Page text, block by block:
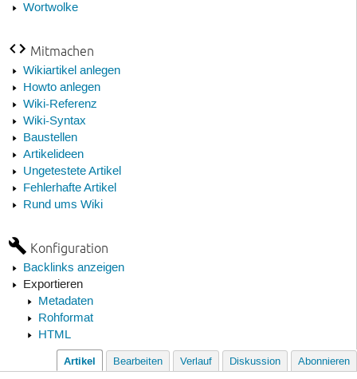
Wortwolke
Mitmachen
Wikiartikel anlegen
Howto anlegen
Wiki-Referenz
Wiki-Syntax
Baustellen
Artikelideen
Ungetestete Artikel
Fehlerhafte Artikel
Rund ums Wiki
Konfiguration
Backlinks anzeigen
Exportieren
Metadaten
Rohformat
HTML
Artikel Bearbeiten Verlauf Diskussion Abonnieren